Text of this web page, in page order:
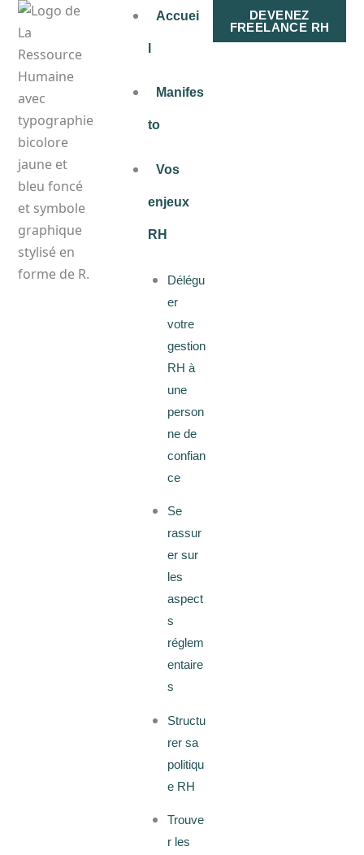
Aller
contenu
Accuei
Manifes
to
Vos
enjeux
RH
Délégu
er
votre
gestion
RH à
une
person
ne de
confian
ce
Se
rassur
er sur
les
aspect
s
réglem
entaire
s
Structu
rer sa
politiqu
e RH
Trouve
r les
DEVENEZ
FREELANCE RH